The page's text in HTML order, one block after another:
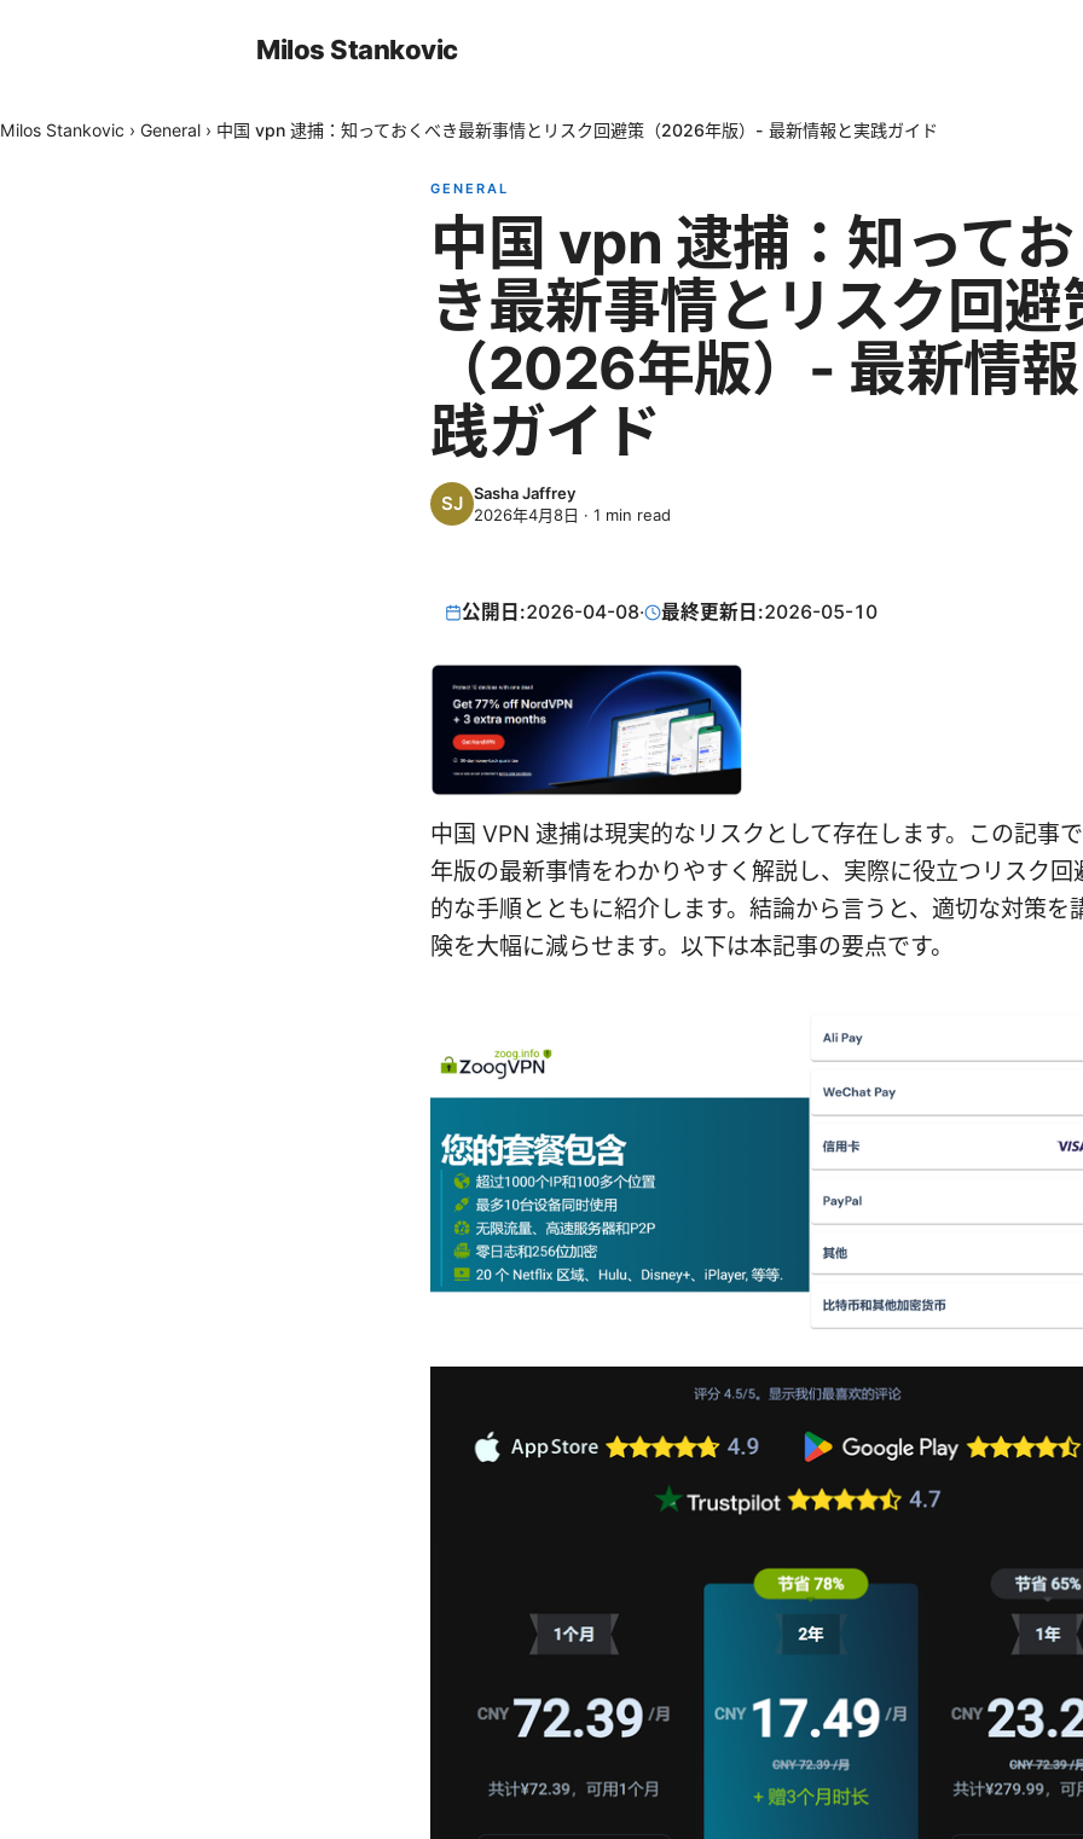
Milos Stankovic
Milos Stankovic › General › 中国 vpn 逮捕：知っておくべき最新事情とリスク回避策（2026年版）- 最新情報と実践ガイド
GENERAL
中国 vpn 逮捕：知って
き最新事情とリスク回避
（2026年版）- 最新情
践ガイド
Sasha Jaffrey
2026年4月8日 · 1 min read
公開日:2026-04-08· 最終更新日:2026-05-10
中国 VPN 逮捕は現実的なリスクとして存在します。この記事
年版の最新事情をわかりやすく解説し、実際に役立つリスク回
的な手順とともに紹介します。結論から言うと、適切な対策を
険を大幅に減らせます。以下は本記事の要点です。